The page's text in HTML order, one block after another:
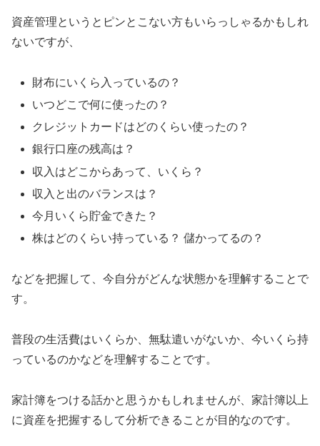
資産管理というとピンとこない方もいらっしゃるかもしれ
ないですが、
財布にいくら入っているの？
いつどこで何に使ったの？
クレジットカードはどのくらい使ったの？
銀行口座の残高は？
収入はどこからあって、いくら？
収入と出のバランスは？
今月いくら貯金できた？
株はどのくらい持っている？ 儲かってるの？
などを把握して、今自分がどんな状態かを理解することで
す。
普段の生活費はいくらか、無駄遣いがないか、今いくら持
っているのかなどを理解することです。
家計簿をつける話かと思うかもしれませんが、家計簿以上
に資産を把握するして分析できることが目的なのです。